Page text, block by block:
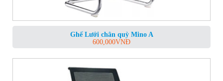
Ghế Lưới chân quỳ Mino A
600,000VNĐ